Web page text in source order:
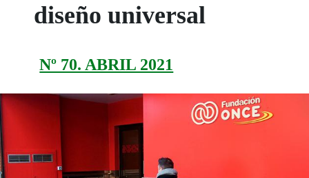
diseño universal
Nº 70. ABRIL 2021